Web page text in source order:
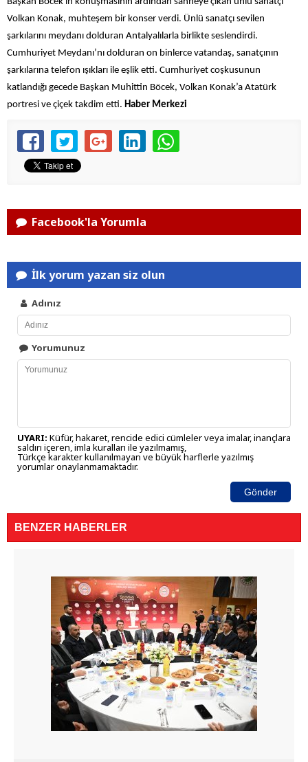
Volkan Konak, muhteşem bir konser verdi. Ünlü sanatçı sevilen
şarkılarını meydanı dolduran Antalyalılarla birlikte seslendirdi.
Cumhuriyet Meydanı’nı dolduran on binlerce vatandaş, sanatçının
şarkılarına telefon ışıkları ile eşlik etti. Cumhuriyet coşkusunun
katlandığı gecede Başkan Muhittin Böcek, Volkan Konak’a Atatürk
portresi ve çiçek takdim etti. Haber Merkezi
Facebook'la Yorumla
İlk yorum yazan siz olun
Adınız
Yorumunuz
UYARI: Küfür, hakaret, rencide edici cümleler veya imalar, inançlara
saldırı içeren, imla kuralları ile yazılmamış,
Türkçe karakter kullanılmayan ve büyük harflerle yazılmış
yorumlar onaylanmamaktadır.
Gönder
BENZER HABERLER